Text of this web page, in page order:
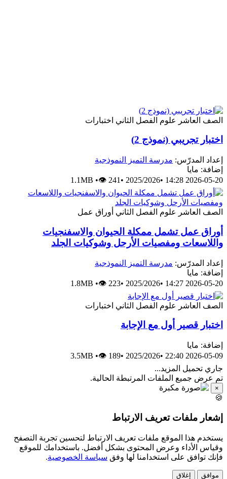
الصف العاشر علوم الفصل الثاني اختبارات
اختبار تجريبي (نموذج 2)
إعداد المدرّس: مدرسة التميز النموذجية
إضافة: مايا
2026-05-20 14:28
•
2025/2026
•
1.1MB •👁 241
الصف العاشر علوم الفصل الثاني أوراق عمل
أوراق عمل تشمل ممكلة الحيوان والاسفنجيات
واللاسعات ومفصيات الأرحل وشوكيات الجلد
إعداد المدرّس: مدرسة التميز النموذجية
إضافة: مايا
2026-05-20 14:27
•
2025/2026
•
1.8MB •👁 223
الصف العاشر علوم الفصل الثاني اختبارات
اختبار قصير أول مع الإجابة
إضافة: مايا
2026-05-09 22:40
•
2025/2026
•
3.5MB •👁 189
جاري تحميل المزيد...
تم عرض جميع الملفات المرتبطة الحالية.
×
🍪
إشعار ملفات تعريف الارتباط
يستخدم هذا الموقع ملفات تعريف الارتباط لتحسين تجربة التصفح
وقياس الأداء وعرض المحتوى بشكل أفضل. باستخدامك للموقع
فإنك توافق على استخدامنا لها وفق سياسة الخصوصية.
موافق إغلاق